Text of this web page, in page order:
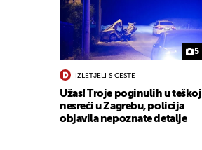
5
IZLETJELI S CESTE
Užas! Troje poginulih u teškoj
nesreći u Zagrebu, policija
objavila nepoznate detalje